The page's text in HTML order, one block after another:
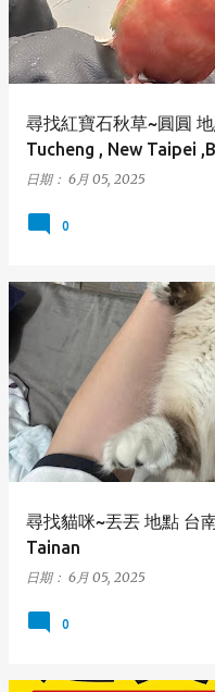
尋找紅寶石秋草~圓圓
Tucheng , New Taipei
日期： 6月 05, 2025
0
尋找貓咪~丟丟 地點 台
Tainan
日期： 6月 05, 2025
永康區 貓咪
0